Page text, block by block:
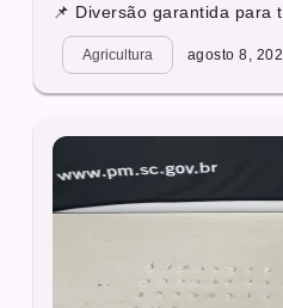
📌 Diversão garantida para
Agricultura agosto 8,